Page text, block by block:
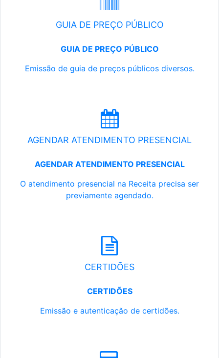
GUIA DE PREÇO PÚBLICO
GUIA DE PREÇO PÚBLICO
Emissão de guia de preços públicos diversos.
AGENDAR ATENDIMENTO PRESENCIAL
AGENDAR ATENDIMENTO PRESENCIAL
O atendimento presencial na Receita precisa ser
previamente agendado.
CERTIDÕES
CERTIDÕES
Emissão e autenticação de certidões.